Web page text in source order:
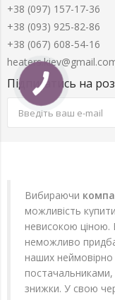
+38 (097) 157-17-36
+38 (093) 925-82-86
+38 (067) 608-54-16
Підписатись на
Вибираючи
можливість
невисокою ціною.
неможливо
наших неймовірно
знижки. У свою